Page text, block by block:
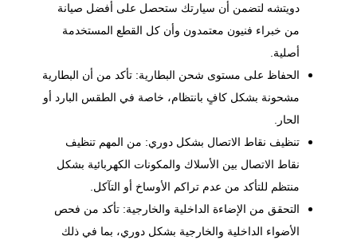
دويتشه لتضمن أن سيارتك ستحصل على أفضل صيانة
من خبراء فنيون معتمدون وأن كل القطع المستخدمة
أصلية.
الحفاظ على مستوى شحن البطارية: تأكد من أن البطارية
مشحونة بشكل كافٍ بانتظام، خاصة في الطقس البارد أو
الحار.
تنظيف نقاط الاتصال بشكل دوري: من المهم تنظيف
نقاط الاتصال بين الأسلاك والمكونات الكهربائية بشكل
منتظم للتأكد من عدم تراكم الأوساخ أو التآكل.
التحقق من الإضاءة الداخلية والخارجية: تأكد من فحص
الأضواء الداخلية والخارجية بشكل دوري، بما في ذلك